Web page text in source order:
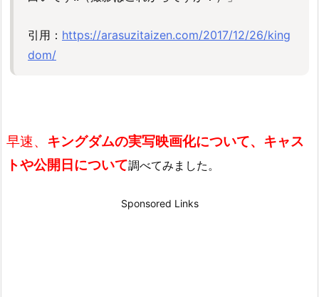
引用： https://arasuzitaizen.com/2017/12/26/king
dom/
早速、 キングダムの実写映画化について、キャス
トや公開日について調べてみました。
Sponsored Links